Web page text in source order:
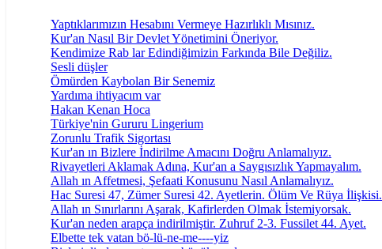
Yaptıklarımızın Hesabını Vermeye Hazırlıklı Mısınız.
Kur'an Nasıl Bir Devlet Yönetimini Öneriyor.
Kendimize Rab lar Edindiğimizin Farkında Bile Değiliz.
Sesli düşler
Ömürden Kaybolan Bir Senemiz
Yardıma ihtiyacım var
Hakan Kenan Hoca
Türkiye'nin Gururu Lingerium
Zorunlu Trafik Sigortası
Kur'an ın Bizlere İndirilme Amacını Doğru Anlamalıyız.
Rivayetleri Aklamak Adına, Kur'an a Saygısızlık Yapmayalım.
Allah ın Affetmesi, Şefaati Konusunu Nasıl Anlamalıyız.
Hac Suresi 47, Zümer Suresi 42. Ayetlerin. Ölüm Ve Rüya İlişkisi.
Allah ın Sınırlarını Aşarak, Kafirlerden Olmak İstemiyorsak.
Kur'an neden arapça indirilmiştir. Zuhruf 2-3. Fussilet 44. Ayet.
Elbette tek vatan bö-lü-ne-me----yiz